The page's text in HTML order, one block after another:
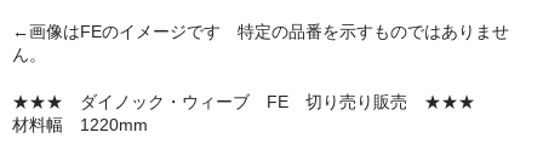
カートを見る
マイページ
←画像はFEのイメージです 特定の品番を示すものではありませ
ん。
★★★ ダイノック・ウィーブ FE 切り売り販売 ★★★
材料幅 1220mm